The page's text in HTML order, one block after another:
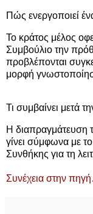
Πώς ενεργοποιεί
Το κράτος μέλος
Συμβούλιο την
προβλέπονται
μορφή
Τι συμβαίνει μετά
Η διαπραγμάτευση
γίνει σύμφωνα με
Συνθήκης για τη
Συνέχεια στην